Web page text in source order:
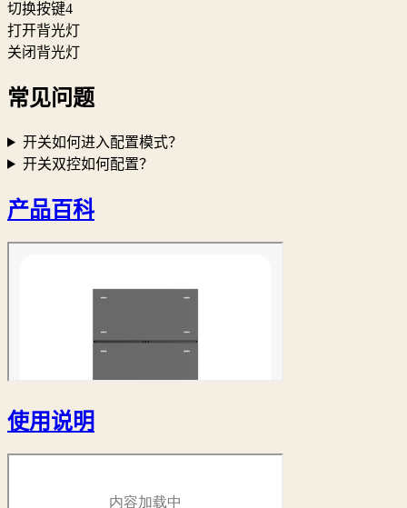
切换按键4
打开背光灯
关闭背光灯
常见问题
开关如何进入配置模式？
开关双控如何配置？
产品百科
使用说明